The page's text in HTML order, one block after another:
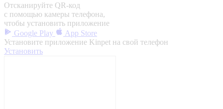
Отсканируйте QR-код
с помощью камеры телефона,
чтобы установить приложение
Google Play
App Store
Установите приложение Kinpet на свой телефон
Установить